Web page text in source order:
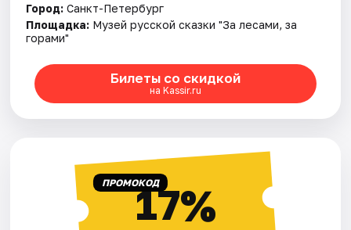
Город: Санкт-Петербург
Площадка: Музей русской сказки "За лесами, за
горами"
Билеты со скидкой
на Kassir.ru
ПРОМОКОД17%